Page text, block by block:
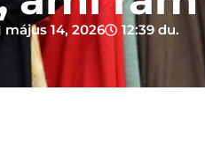
május 14, 2026 12:39 du.